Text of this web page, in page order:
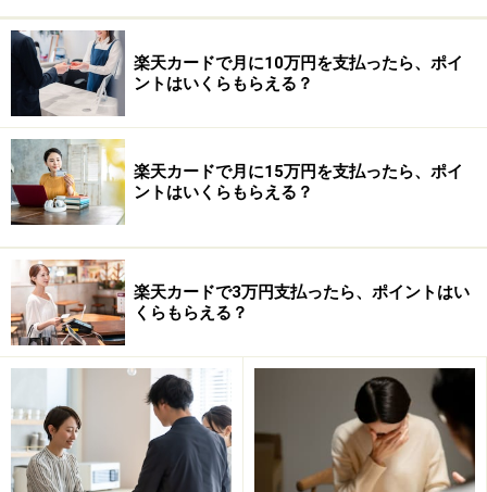
楽天カードで月に10万円を支払ったら、ポイ
ントはいくらもらえる？
楽天カードで月に15万円を支払ったら、ポイ
ントはいくらもらえる？
楽天カードで3万円支払ったら、ポイントはい
くらもらえる？